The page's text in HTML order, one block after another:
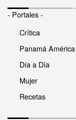
- Portales -
Crítica
Panamá América
Día a Día
Mujer
Recetas